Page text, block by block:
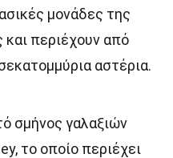
μονάδες της
περιέχουν από
αστέρια.
σμήνος γαλαξιών
το οποίο περιέχει